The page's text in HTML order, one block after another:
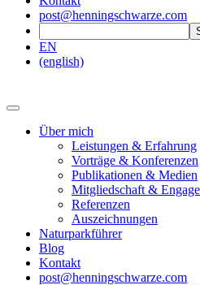
post@henningschwarze.com
EN
(english)
Über mich
Leistungen & Erfahrung
Vorträge & Konferenzen
Publikationen & Medien
Mitgliedschaft &
Referenzen
Auszeichnungen
Naturparkführer
Blog
Kontakt
post@henningschwarze.com